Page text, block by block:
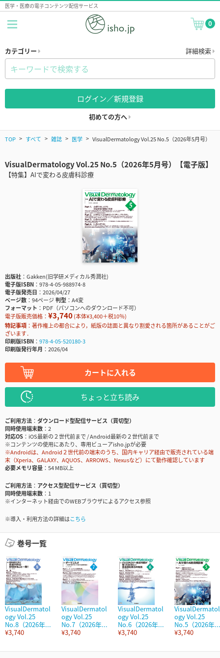
医学・医療の電子コンテンツ配信サービス
0
カテゴリー 詳細検索
ログイン／新規登録
初めての方へ
TOP すべて 雑誌 医学 VisualDermatology Vol.25 No.5（2026年5月号）
VisualDermatology Vol.25 No.5（2026年5月号）【電子版】
【特集】AIで変わる皮膚科診療
出版社
Gakken(旧学研メディカル秀潤社)
電子版ISBN
978-4-05-988974-8
電子版発売日
2026/04/27
ページ数
94ページ判型
A4変
フォーマット
PDF（パソコンへのダウンロード不可）
電子版販売価格： ¥3,740(本体¥3,400＋税10％)
特記事項
著作権上の都合により，紙版の誌面と異なり割愛される箇所があることがご
ざいます．
印刷版ISBN
978-4-05-520180-3
印刷版発行年月
2026/04
カートに入れる
ちょっと立ち読み
ご利用方法
ダウンロード型配信サービス（買切型）
同時使用端末数
2
対応OS
iOS最新の２世代前まで / Android最新の２世代前まで
※コンテンツの使用にあたり、専用ビューアisho.jpが必要
※Androidは、Android２世代前の端末のうち、国内キャリア経由で販売されている端
末（Xperia、GALAXY、AQUOS、ARROWS、Nexusなど）にて動作確認しています
必要メモリ容量
54 MB以上
ご利用方法
アクセス型配信サービス（買切型）
同時使用端末数
1
※インターネット経由でのWEBブラウザによるアクセス参照
※導入・利用方法の詳細はこちら
巻号一覧
VisualDermatol
ogy Vol.25
No.8（2026年...
¥3,740
VisualDermatol
ogy Vol.25
No.7（2026年...
¥3,740
VisualDermatol
ogy Vol.25
No.6（2026年...
¥3,740
VisualDermatol
ogy Vol.25
No.5（2026年...
¥3,740